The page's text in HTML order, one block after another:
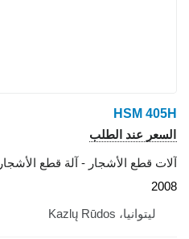
HSM 405H
السعر عند الطلب
آلات قطع الأشجار - آلة قطع الأشجار
2008
ليتوانيا، Kazlų Rūdos